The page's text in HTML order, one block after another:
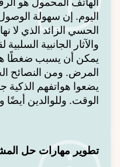
اليوم. إن سهولة
الحسي الزائد الذي لا
والآثار الجانبية
يمكن أن يسبب ضغطًا
المرض. ومن النصائح
يضعوا هواتفهم الذكية
الوقت. وللوالدين أيضًا
تطوير مهارات حل